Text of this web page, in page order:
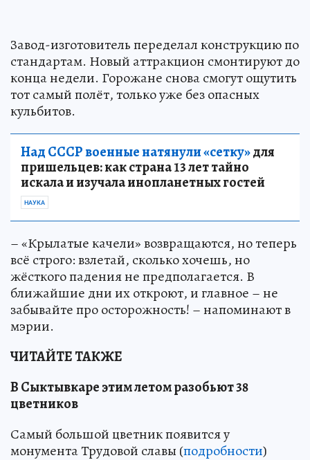
Завод-изготовитель переделал конструкцию по
стандартам. Новый аттракцион смонтируют до
конца недели. Горожане снова смогут ощутить
тот самый полёт, только уже без опасных
кульбитов.
Над СССР военные натянули «сетку»для
пришельцев: как страна 13 лет тайно
искала и изучала инопланетных гостей
НАУКА
– «Крылатые качели» возвращаются, но теперь
всё строго: взлетай, сколько хочешь, но
жёсткого падения не предполагается. В
ближайшие дни их откроют, и главное – не
забывайте про осторожность! – напоминают в
мэрии.
ЧИТАЙТЕ ТАКЖЕ
В Сыктывкаре этим летом разобьют 38
цветников
Самый большой цветник появится у
монумента Трудовой славы (подробности)